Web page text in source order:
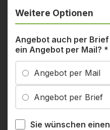
Weitere Optionen
Angebot auch per
ein Angebot per Mail? *
Angebot per Mail
Angebot per Brief
Sie wünschen